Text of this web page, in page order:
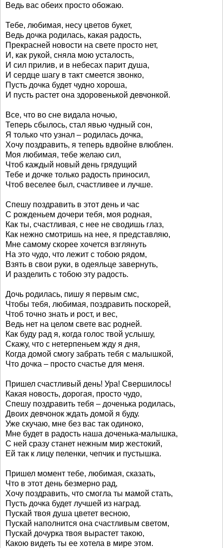
Ведь вас обеих просто обожаю.
Тебе, любимая, несу цветов букет,
Ведь дочка родилась, какая радость,
Прекрасней новости на свете просто нет,
И, как рукой, сняла мою усталость,
И сил прилив, и в небесах парит душа,
И сердце шагу в такт смеется звонко,
Пусть дочка будет чудно хороша,
И пусть растет она здоровенькой девчонкой.
Все, что во сне видала ночью,
Теперь сбылось, стал явью чудный сон,
Я только что узнал – родилась дочка,
Хочу поздравить, я теперь вдвойне влюблен.
Моя любимая, тебе желаю сил,
Чтоб каждый новый день грядущий
Тебе и дочке только радость приносил,
Чтоб веселее был, счастливее и лучше.
Спешу поздравить в этот день и час
С рожденьем дочери тебя, моя родная,
Как ты, счастливая, с нее не сводишь глаз,
Как нежно смотришь на нее, я представляю,
Мне самому скорее хочется взглянуть
На это чудо, что лежит с тобою рядом,
Взять в свои руки, в одеяльце завернуть,
И разделить с тобою эту радость.
Дочь родилась, пишу я первым смс,
Чтобы тебя, любимая, поздравить поскорей,
Чтоб точно знать и рост, и вес,
Ведь нет на целом свете вас родней.
Как буду рад я, когда голос твой услышу,
Скажу, что с нетерпеньем жду я дня,
Когда домой смогу забрать тебя с малышкой,
Что дочка – просто счастье для меня.
Пришел счастливый день! Ура! Свершилось!
Какая новость, дорогая, просто чудо,
Спешу поздравить тебя – доченька родилась,
Двоих девчонок ждать домой я буду.
Уже скучаю, мне без вас так одиноко,
Мне будет в радость наша доченька-малышка,
С ней сразу станет нежным мир жестокий,
Ей так к лицу пеленки, чепчик и пустышка.
Пришел момент тебе, любимая, сказать,
Что в этот день безмерно рад,
Хочу поздравить, что смогла ты мамой стать,
Пусть дочка будет лучшей из наград.
Пускай твоя душа цветет весною,
Пускай наполнится она счастливым светом,
Пускай дочурка твоя вырастет такою,
Какою видеть ты ее хотела в мире этом.